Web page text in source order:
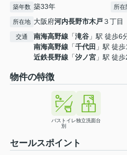
築年数 築33年 所在
所在地 大阪府河内長野市木戸３丁目
交通 南海高野線 「滝谷 」駅 徒歩6
南海高野線 「千代田 」駅 徒
近鉄長野線 「汐ノ宮 」駅 徒
物件の特徴
バストイレ
別
独立洗面台
セールスポイント